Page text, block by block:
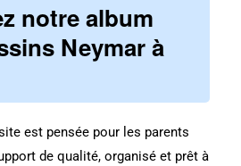
notre album
Neymar à
est pensée pour les parents
de qualité, organisé et prêt à